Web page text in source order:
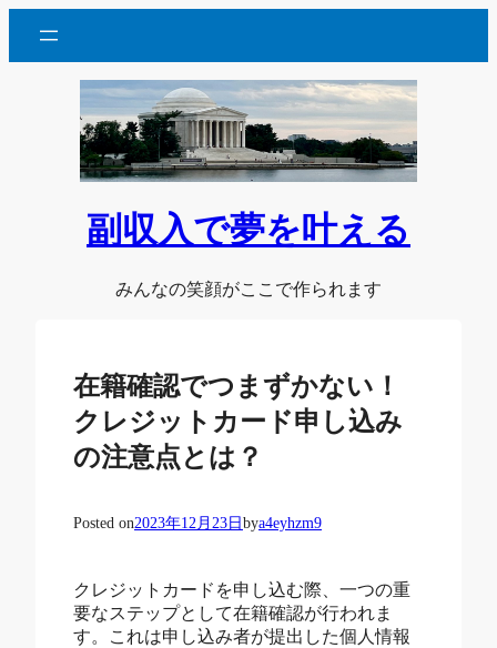
を
副収入で夢を叶える
みんなの笑顔がここで作られます
在籍確認でつまずかない！
クレジットカード申し込み
の注意点とは？
Posted on2023年12月23日 bya4eyhzm9
クレジットカードを申し込む際、一つの重
要なステップとして在籍確認が行われま
す。これは申し込み者が提出した個人情報